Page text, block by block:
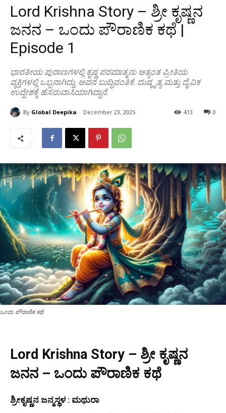
Lord Krishna Story – ಶ್ರೀ ಕೃಷ್ಣನ
ಜನನ – ಒಂದು ಪೌರಾಣಿಕ ಕಥೆ |
Episode 1
ಭಾರತೀಯ ಪುರಾಣಗಳಲ್ಲಿ ಕೃಷ್ಣ ಪರಮಾತ್ಮನು ಅತ್ಯಂತ ಪ್ರೀತಿಯ
ವ್ಯಕ್ತಿಗಳಲ್ಲಿ ಒಬ್ಬನಾಗಿದ್ದು, ಅವನ ಬುದ್ಧಿವಂತಿಕೆ, ದುಷ್ಕೃತ್ಯ ಮತ್ತು ದೈವಿಕ
ಉದ್ದೇಶಕ್ಕೆ ಹೆಸರುವಾಸಿಯಾಗಿದ್ದಾನೆ.
By Global Deepika December 23, 2025 0
413
ಒಂದು ಪೌರಾಣಿಕ ಕಥೆ
Lord Krishna Story – ಶ್ರೀ ಕೃಷ್ಣನ
ಜನನ – ಒಂದು ಪೌರಾಣಿಕ ಕಥೆ
ಶ್ರೀಕೃಷ್ಣನ ಜನ್ಮಸ್ಥಳ : ಮಥುರಾ